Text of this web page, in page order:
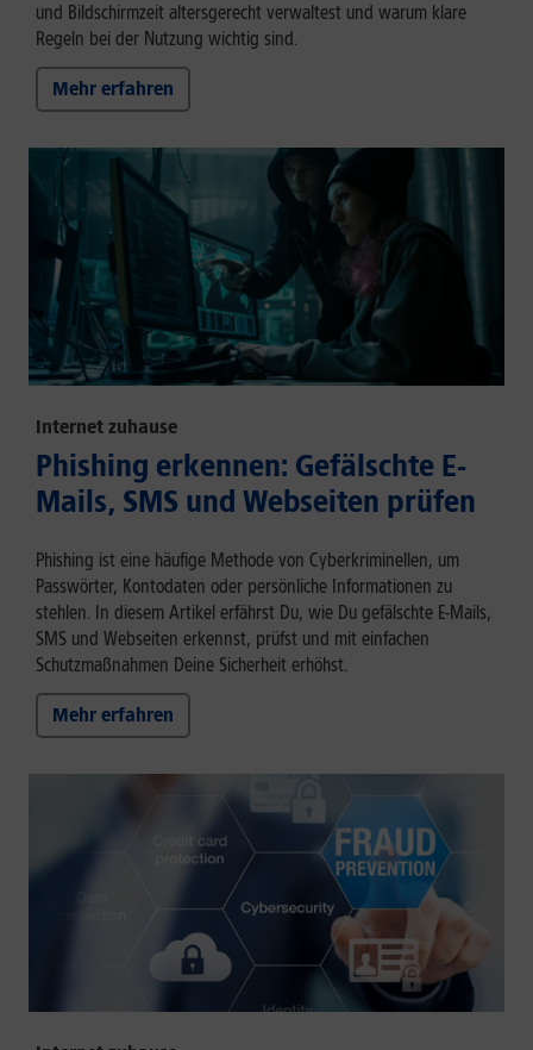
und Bildschirmzeit altersgerecht verwaltest und warum klare
Regeln bei der Nutzung wichtig sind.
Mehr erfahren
Internet zuhause
Phishing erkennen: Gefälschte E-
Mails, SMS und Webseiten prüfen
Phishing ist eine häufige Methode von Cyberkriminellen, um
Passwörter, Kontodaten oder persönliche Informationen zu
stehlen. In diesem Artikel erfährst Du, wie Du gefälschte E-Mails,
SMS und Webseiten erkennst, prüfst und mit einfachen
Schutzmaßnahmen Deine Sicherheit erhöhst.
Mehr erfahren